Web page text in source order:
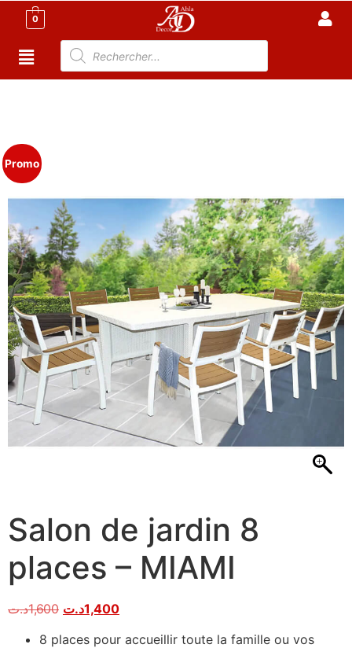
0
Promo
Salon de jardin 8
places – MIAMI
1,600د.ت 1,400د.ت
8 places pour accueillir toute la famille ou vos